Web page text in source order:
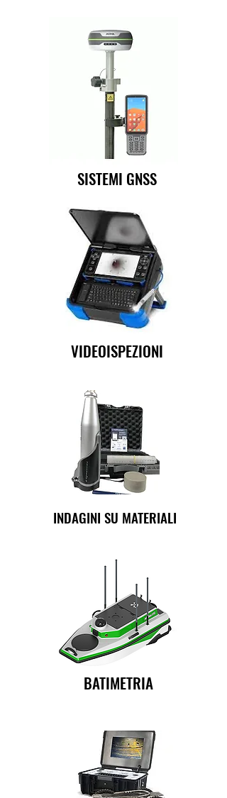
SISTEMI GNSS
VIDEOISPEZIONI
INDAGINI SU MATERIALI
BATIMETRIA